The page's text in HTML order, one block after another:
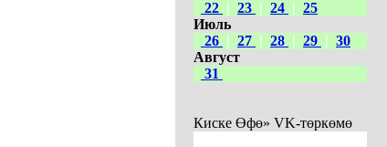
22 | 23 | 24 | 25
Июль
26 | 27 | 28 | 29 | 30
Август
31
Киске Өфө» VK-төркөмө